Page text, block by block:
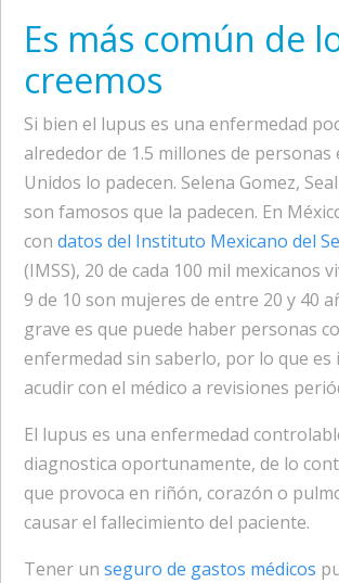
Es más común de
creemos
Si bien el lupus es una enfermedad
alrededor de 1.5 millones de personas
Unidos lo padecen. Selena Gomez,
son famosos que la padecen. En
con datos del Instituto Mexicano del
(IMSS), 20 de cada 100 mil mexicanos
9 de 10 son mujeres de entre 20 y 40
grave es que puede haber personas
enfermedad sin saberlo, por lo que es
acudir con el médico a revisiones
El lupus es una enfermedad
diagnostica oportunamente, de lo
que provoca en riñón, corazón o
causar el fallecimiento del paciente.
Tener un seguro de gastos médicos